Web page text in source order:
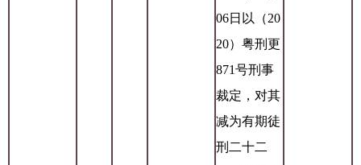
06日以（20
20）粤刑更
871号刑事
裁定，对其
减为有期徒
刑二十二